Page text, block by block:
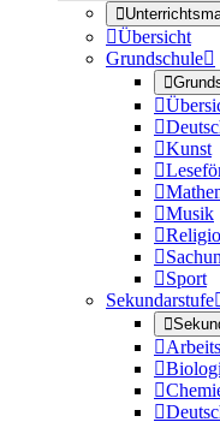

Übersicht
Grundschule



Kunst


Musik


Sport
Sekundarstufe




